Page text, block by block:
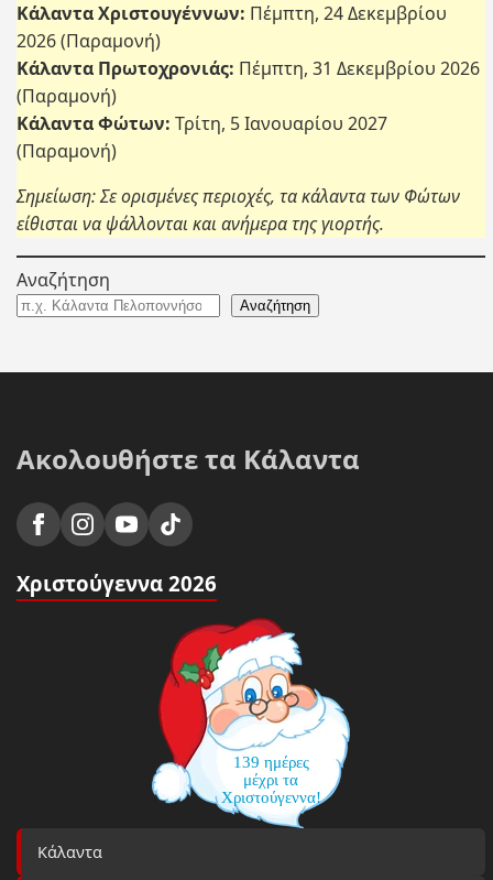
Κάλαντα Χριστουγέννων: Πέμπτη, 24 Δεκεμβρίου
2026 (Παραμονή)
Κάλαντα Πρωτοχρονιάς: Πέμπτη, 31 Δεκεμβρίου 2026
(Παραμονή)
Κάλαντα Φώτων: Τρίτη, 5 Ιανουαρίου 2027
(Παραμονή)
Σημείωση: Σε ορισμένες περιοχές, τα κάλαντα των Φώτων
είθισται να ψάλλονται και ανήμερα της γιορτής.
Αναζήτηση
Αναζήτηση
Ακολουθήστε τα Κάλαντα
Χριστούγεννα 2026
139 ημέρες
μέχρι τα
Χριστούγεννα!
Κάλαντα